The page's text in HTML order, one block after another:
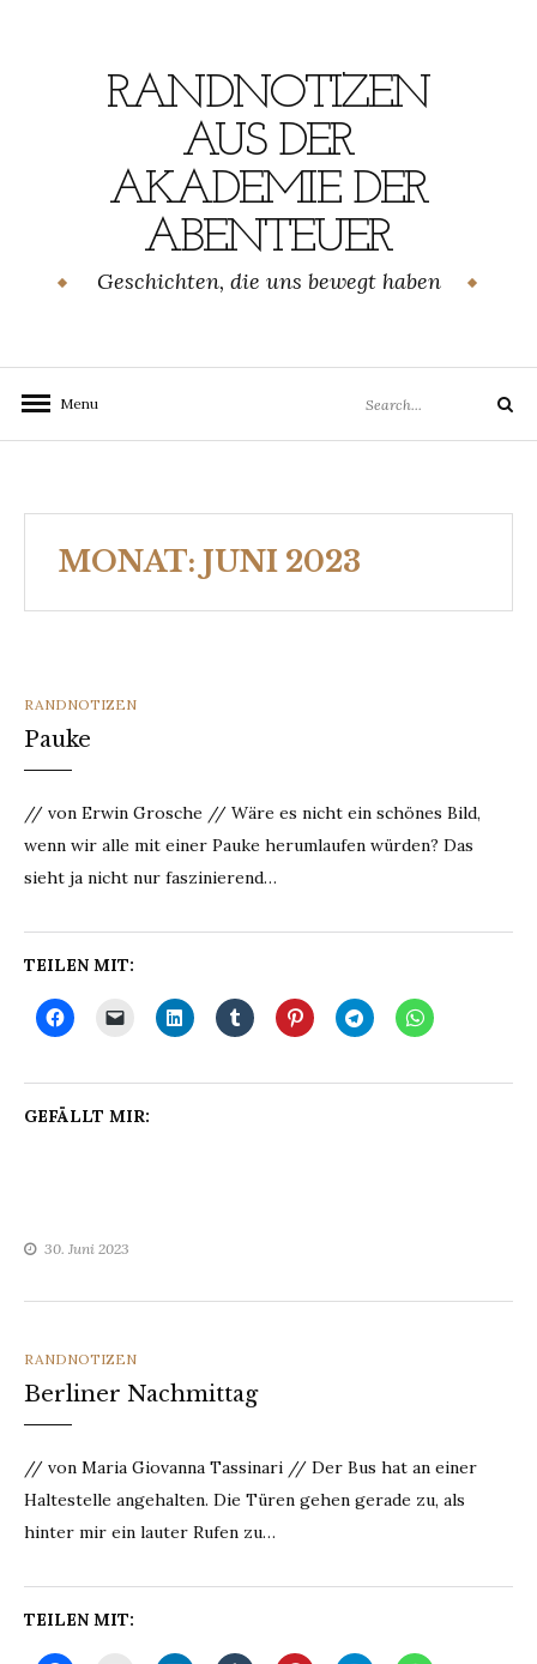
RANDNOTIZEN
AUS DER
AKADEMIE DER
ABENTEUER
Geschichten, die uns bewegt haben
Menu
for:
Search
MONAT: JUNI 2023
CATEGORIES
RANDNOTIZEN
Pauke
// von Erwin Grosche // Wäre es nicht ein schönes Bild,
wenn wir alle mit einer Pauke herumlaufen würden? Das
sieht ja nicht nur faszinierend…
TEILEN MIT:
GEFÄLLT MIR:
30. Juni 2023
CATEGORIES
RANDNOTIZEN
Berliner Nachmittag
// von Maria Giovanna Tassinari // Der Bus hat an einer
Haltestelle angehalten. Die Türen gehen gerade zu, als
hinter mir ein lauter Rufen zu…
TEILEN MIT: